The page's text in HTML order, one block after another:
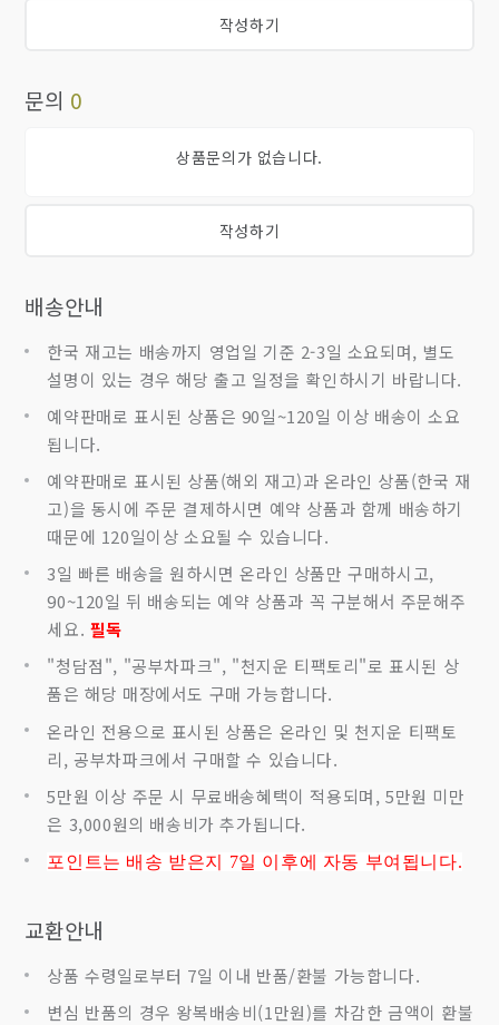
작성하기
문의 0
상품문의가 없습니다.
작성하기
배송안내
한국 재고는 배송까지 영업일 기준 2-3일 소요되며, 별도
설명이 있는 경우 해당 출고 일정을 확인하시기 바랍니다.
예약판매로 표시된 상품은 90일~120일 이상 배송이 소요
됩니다.
예약판매로 표시된 상품(해외 재고)과 온라인 상품(한국 재
고)을 동시에 주문 결제하시면 예약 상품과 함께 배송하기
때문에 120일이상 소요될 수 있습니다.
3일 빠른 배송을 원하시면 온라인 상품만 구매하시고,
90~120일 뒤 배송되는 예약 상품과 꼭 구분해서 주문해주
세요. 필독
"청담점", "공부차파크", "천지운 티팩토리"로 표시된 상
품은 해당 매장에서도 구매 가능합니다.
온라인 전용으로 표시된 상품은 온라인 및 천지운 티팩토
리, 공부차파크에서 구매할 수 있습니다.
5만원 이상 주문 시 무료배송혜택이 적용되며, 5만원 미만
은 3,000원의 배송비가 추가됩니다.
포인트는 배송 받은지 7일 이후에 자동 부여됩니다.
교환안내
상품 수령일로부터 7일 이내 반품/환불 가능합니다.
변심 반품의 경우 왕복배송비(1만원)를 차감한 금액이 환불